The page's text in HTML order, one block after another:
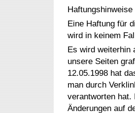
Haftungshinweise
Eine Haftung für
wird in keinem
Es wird weiterhin
unsere Seiten
12.05.1998 hat
man durch
verantworten hat.
Änderungen auf